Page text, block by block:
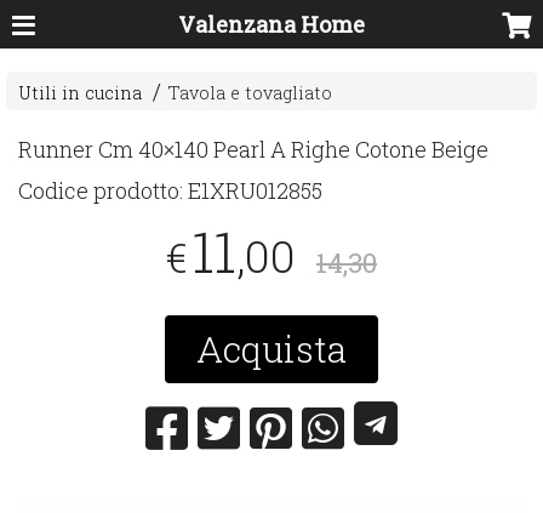
Valenzana Home
Utili in cucina Tavola e tovagliato
Runner Cm 40×140 Pearl A Righe Cotone Beige
Codice prodotto:E1XRU012855
€11,00 14,30
Acquista